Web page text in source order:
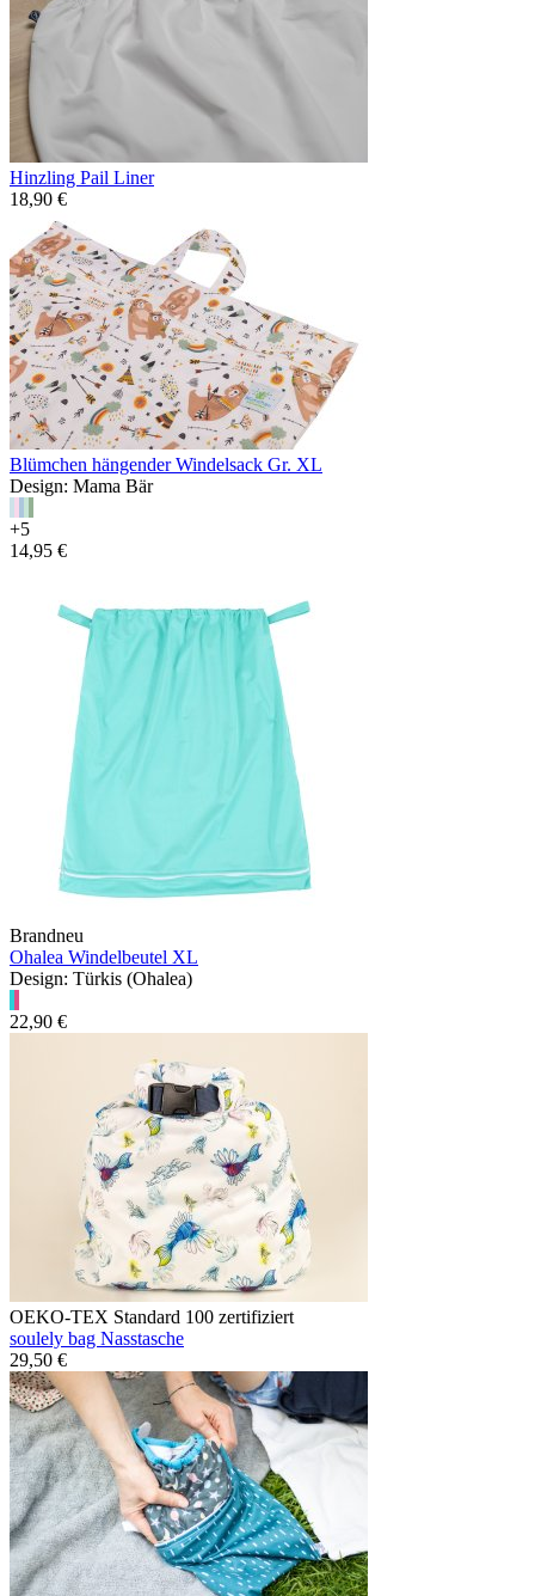
Hinzling Pail Liner
18,90 €
Blümchen hängender Windelsack Gr. XL
Design: Mama Bär
+5
14,95 €
Brandneu
Ohalea Windelbeutel XL
Design: Türkis (Ohalea)
22,90 €
OEKO-TEX Standard 100 zertifiziert
soulely bag Nasstasche
29,50 €